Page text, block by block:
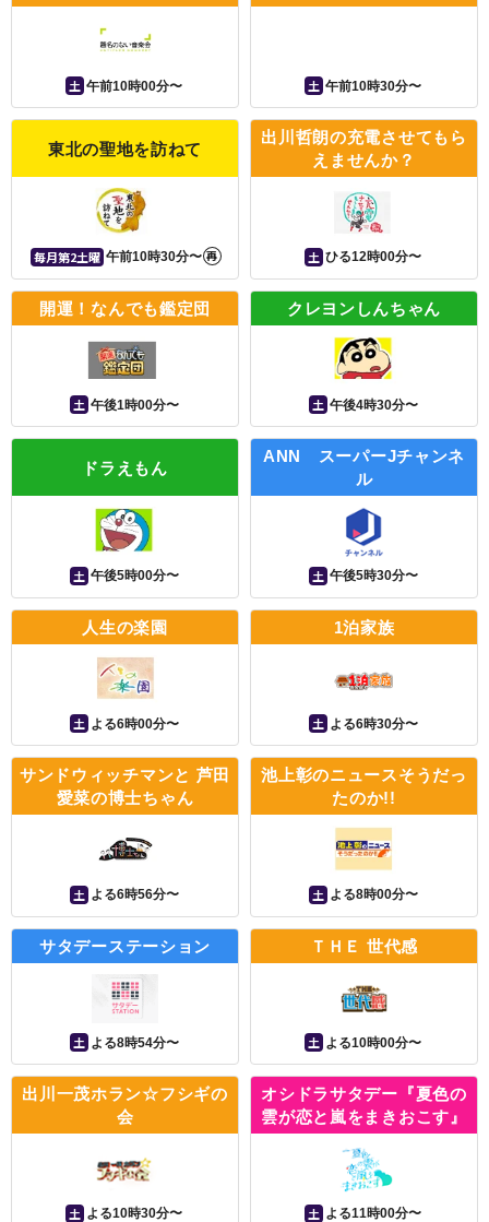
土 午前10時00分〜 土 午前10時30分〜
東北の聖地を訪ねて
毎月第2土曜 午前10時30分〜 再
出川哲朗の充電させてもら
えませんか？
土 ひる12時00分〜
開運！なんでも鑑定団
土 午後1時00分〜
クレヨンしんちゃん
土 午後4時30分〜
ドラえもん
土 午後5時00分〜
ANN スーパーJチャンネ
ル
土 午後5時30分〜
人生の楽園
土 よる6時00分〜
1泊家族
土 よる6時30分〜
サンドウィッチマンと 芦田
愛菜の博士ちゃん
土 よる6時56分〜
池上彰のニュースそうだっ
たのか!!
土 よる8時00分〜
サタデーステーション
土 よる8時54分〜
ＴＨＥ 世代感
土 よる10時00分〜
出川一茂ホラン☆フシギの
会
土 よる10時30分〜
オシドラサタデー『夏色の
雲が恋と嵐をまきおこす』
土 よる11時00分〜